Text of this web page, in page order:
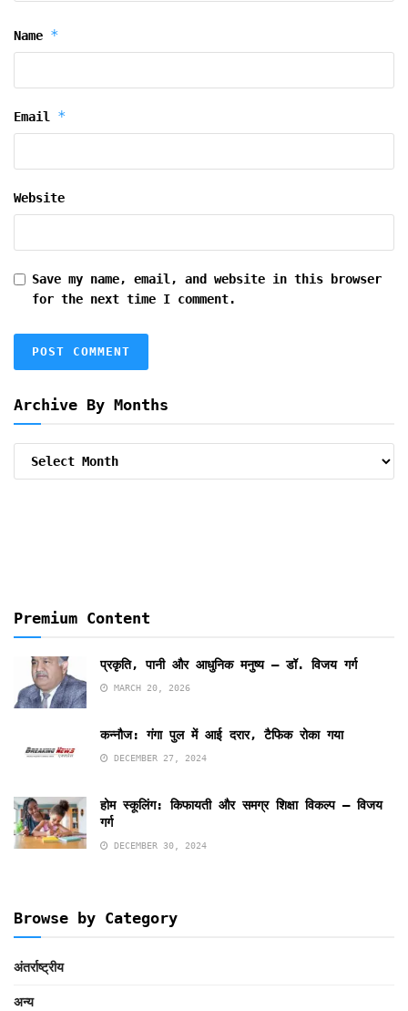
Name *
Email *
Website
Save my name, email, and website in this browser
for the next time I comment.
Archive By Months
Premium Content
प्रकृति, पानी और आधुनिक मनुष्य – डॉ. विजय गर्ग
MARCH 20, 2026
कन्नौज: गंगा पुल में आई दरार, टैफिक रोका गया
DECEMBER 27, 2024
होम स्कूलिंग: किफायती और समग्र शिक्षा विकल्प – विजय
गर्ग
DECEMBER 30, 2024
Browse by Category
अंतर्राष्ट्रीय
अन्य